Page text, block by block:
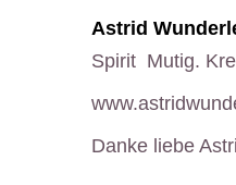
Astrid
Spirit Mutig.
Danke liebe